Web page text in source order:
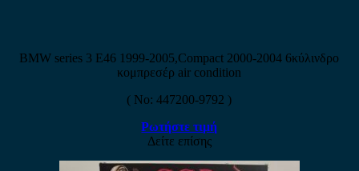
BMW series 3 E46 1999-2005,Compact 2000-2004 6κύλινδρο
κομπρεσέρ air condition
( No: 447200-9792 )
Ρωτήστε τιμή
Δείτε επίσης